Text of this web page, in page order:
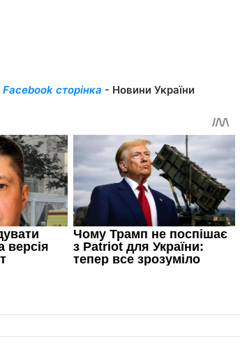
Facebook сторінка - Новини України